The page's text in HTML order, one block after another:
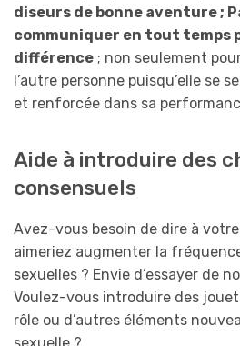
diseurs de bonne aventure ;
communiquer en tout temps
différence ; non seulement
l’autre personne puisqu’elle se
et renforcée dans sa
Aide à introduire des
consensuels
Avez-vous besoin de dire à
aimeriez augmenter la
sexuelles ? Envie d’essayer de
Voulez-vous introduire des
rôle ou d’autres éléments